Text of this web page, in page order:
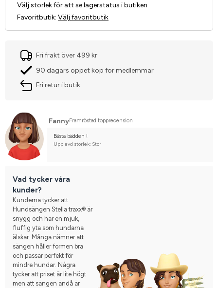
Välj storlek för att se lagerstatus i butiken
Favoritbutik: Välj favoritbutik
Fri frakt över 499 kr
90 dagars öppet köp för medlemmar
Fri retur i butik
FannyFramröstad topprecension
Bästa bädden !
Upplevd storlek: Stor
Vad tycker våra
kunder?
Kunderna tycker att
Hundsängen Stella traxx® är
snygg och har en mjuk,
fluffig yta som hundarna
älskar. Många nämner att
sängen håller formen bra
och passar perfekt för
mindre hundar. Några
tycker att priset är lite högt
men att sängen ändå är